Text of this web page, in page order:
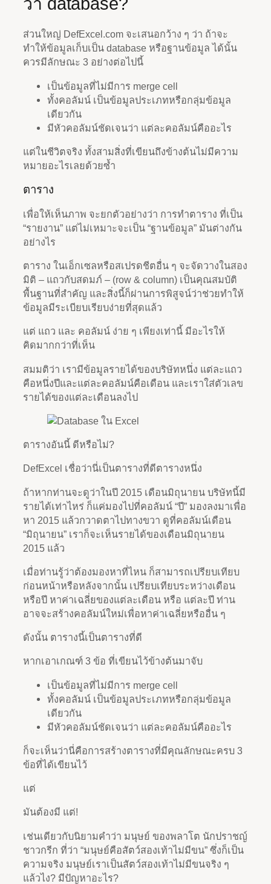
ส่วนใหญ่ DefExcel.com จะเสนอกว้าง ๆ ว่า ถ้าจะ
ทำให้ข้อมูลเก็บเป็น database หรือฐานข้อมูล ได้นั้น
ควรมีลักษณะ 3 อย่างต่อไปนี้
เป็นข้อมูลที่ไม่มีการ merge cell
ทั้งคอลัมน์ เป็นข้อมูลประเภทหรือกลุ่มข้อมูล
เดียวกัน
มีหัวคอลัมน์ชัดเจนว่า แต่ละคอลัมน์คืออะไร
แต่ในชีวิตจริง ทั้งสามสิ่งที่เขียนถึงข้างต้นไม่มีความ
หมายอะไรเลยด้วยซ้ำ
ตาราง
เพื่อให้เห็นภาพ จะยกตัวอย่างว่า การทำตาราง ที่เป็น
“รายงาน” แต่ไม่เหมาะจะเป็น “ฐานข้อมูล” มันต่างกัน
อย่างไร
ตาราง ในเอ็กเซลหรือสเปรดชีตอื่น ๆ จะจัดวางในสอง
มิติ – แถวกับสดมภ์ – (row & column) เป็นคุณสมบัติ
พื้นฐานที่สำคัญ และสิ่งนี้ก็ผ่านการพิสูจน์ว่าช่วยทำให้
ข้อมูลมีระเบียบเรียบง่ายที่สุดแล้ว
แต่ แถว และ คอลัมน์ ง่าย ๆ เพียงเท่านี้ มีอะไรให้
คิดมากกว่าที่เห็น
สมมติว่า เรามีข้อมูลรายได้ของบริษัทหนึ่ง แต่ละแถว
คือหนึ่งปีและแต่ละคอลัมน์คือเดือน และเราใส่ตัวเลข
รายได้ของแต่ละเดือนลงไป
ตารางอันนี้ ดีหรือไม่?
DefExcel เชื่อว่านี่เป็นตารางที่ดีตารางหนึ่ง
ถ้าหากท่านจะดูว่าในปี 2015 เดือนมิถุนายน บริษัทนี้มี
รายได้เท่าไหร่ ก็แค่มองไปที่คอลัมน์ “ปี” มองลงมาเพื่อ
หา 2015 แล้วกวาดตาไปทางขวา ดูที่คอลัมน์เดือน
“มิถุนายน” เราก็จะเห็นรายได้ของเดือนมิถุนายน
2015 แล้ว
เมื่อท่านรู้ว่าต้องมองหาที่ไหน ก็สามารถเปรียบเทียบ
ก่อนหน้าหรือหลังจากนั้น เปรียบเทียบระหว่างเดือน
หรือปี หาค่าเฉลี่ยของแต่ละเดือน หรือ แต่ละปี ท่าน
อาจจะสร้างคอลัมน์ใหม่เพื่อหาค่าเฉลี่ยหรืออื่น ๆ
ดังนั้น ตารางนี้เป็นตารางที่ดี
หากเอาเกณฑ์ 3 ข้อ ที่เขียนไว้ข้างต้นมาจับ
เป็นข้อมูลที่ไม่มีการ merge cell
ทั้งคอลัมน์ เป็นข้อมูลประเภทหรือกลุ่มข้อมูล
เดียวกัน
มีหัวคอลัมน์ชัดเจนว่า แต่ละคอลัมน์คืออะไร
ก็จะเห็นว่านี่คือการสร้างตารางที่มีคุณลักษณะครบ 3
ข้อที่ได้เขียนไว้
แต่
มันต้องมี แต่!
เช่นเดียวกับนิยามคำว่า มนุษย์ ของพลาโต นักปราชญ์
ชาวกรีก ที่ว่า “มนุษย์คือสัตว์สองเท้าไม่มีขน” ซึ่งก็เป็น
ความจริง มนุษย์เราเป็นสัตว์สองเท้าไม่มีขนจริง ๆ
แล้วไง? มีปัญหาอะไร?